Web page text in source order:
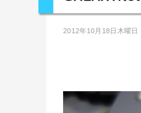
2012年10月18日木曜日